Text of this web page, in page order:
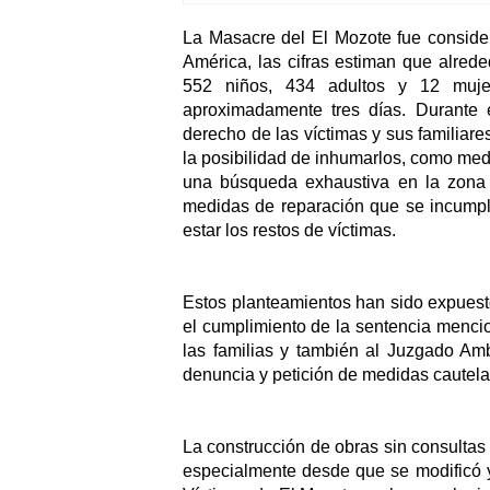
La Masacre del El Mozote fue
América, las cifras estiman que
552 niños, 434 adultos y 12
aproximadamente tres días.
derecho de las víctimas y sus
la posibilidad de inhumarlos, como
una búsqueda exhaustiva en la
medidas de reparación que se
estar los restos de víctimas.
Estos planteamientos han sido
el cumplimiento de la sentencia
las familias y también al Juzgado
denuncia y petición de medidas
La construcción de obras sin
especialmente desde que se